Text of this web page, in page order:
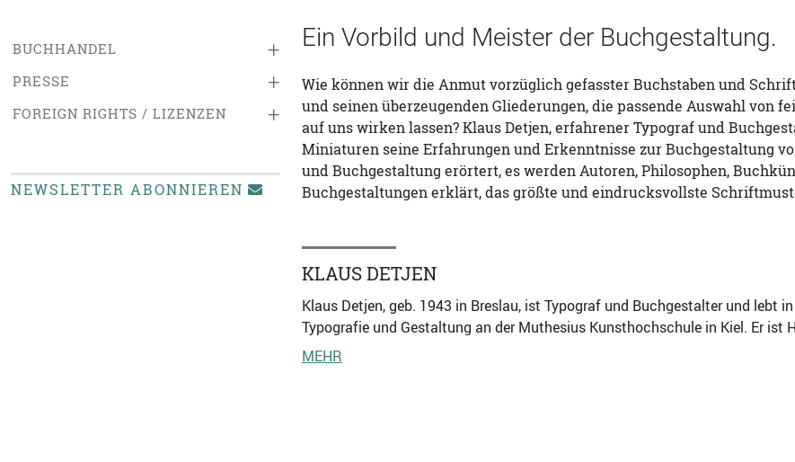
+
BUCHHANDEL
+
PRESSE
+
FOREIGN RIGHTS / LIZENZEN
NEWSLETTER ABONNIEREN
Ein Vorbild und Meister der Buchgestaltung.
Wie können wir die Anmut vorzüglich gefasster Buchstaben und
und seinen überzeugenden Gliederungen, die passende Auswahl von
auf uns wirken lassen? Klaus Detjen, erfahrener Typograf und
Miniaturen seine Erfahrungen und Erkenntnisse zur Buchgestaltung
und Buchgestaltung erörtert, es werden Autoren, Philosophen,
Buchgestaltungen erklärt, das größte und eindrucksvollste
KLAUS DETJEN
Klaus Detjen, geb. 1943 in Breslau, ist Typograf und Buchgestalter und lebt
Typografie und Gestaltung an der Muthesius Kunsthochschule in Kiel. Er ist
MEHR